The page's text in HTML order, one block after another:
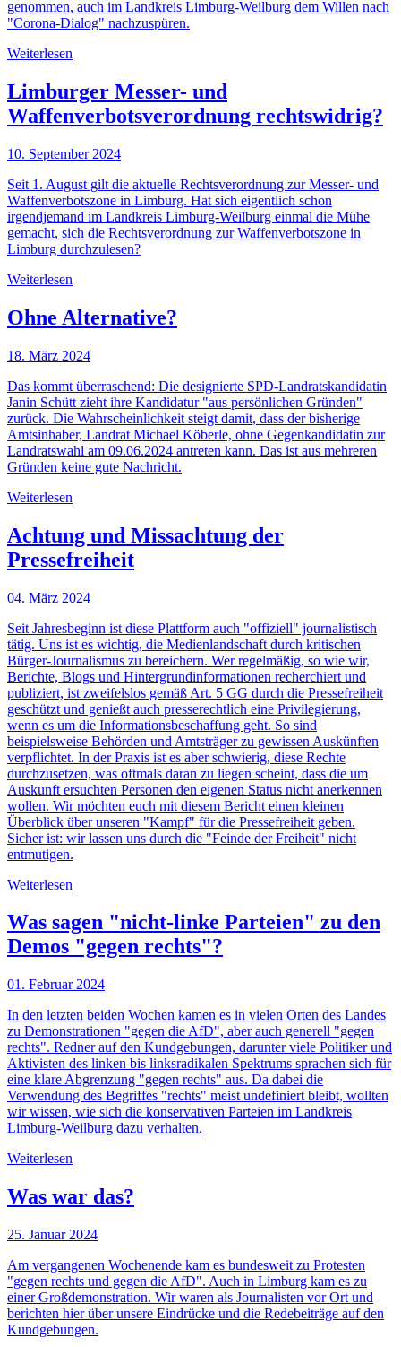
genommen, auch im Landkreis Limburg-Weilburg dem Willen nach
"Corona-Dialog" nachzuspüren.
Weiterlesen
Limburger Messer- und
Waffenverbotsverordnung rechtswidrig?
10. September 2024
Seit 1. August gilt die aktuelle Rechtsverordnung zur Messer- und
Waffenverbotszone in Limburg. Hat sich eigentlich schon
irgendjemand im Landkreis Limburg-Weilburg einmal die Mühe
gemacht, sich die Rechtsverordnung zur Waffenverbotszone in
Limburg durchzulesen?
Weiterlesen
Ohne Alternative?
18. März 2024
Das kommt überraschend: Die designierte SPD-Landratskandidatin
Janin Schütt zieht ihre Kandidatur "aus persönlichen Gründen"
zurück. Die Wahrscheinlichkeit steigt damit, dass der bisherige
Amtsinhaber, Landrat Michael Köberle, ohne Gegenkandidatin zur
Landratswahl am 09.06.2024 antreten kann. Das ist aus mehreren
Gründen keine gute Nachricht.
Weiterlesen
Achtung und Missachtung der
Pressefreiheit
04. März 2024
Seit Jahresbeginn ist diese Plattform auch "offiziell" journalistisch
tätig. Uns ist es wichtig, die Medienlandschaft durch kritischen
Bürger-Journalismus zu bereichern. Wer regelmäßig, so wie wir,
Berichte, Blogs und Hintergrundinformationen recherchiert und
publiziert, ist zweifelslos gemäß Art. 5 GG durch die Pressefreiheit
geschützt und genießt auch presserechtlich eine Privilegierung,
wenn es um die Informationsbeschaffung geht. So sind
beispielsweise Behörden und Amtsträger zu gewissen Auskünften
verpflichtet. In der Praxis ist es aber schwierig, diese Rechte
durchzusetzen, was oftmals daran zu liegen scheint, dass die um
Auskunft ersuchten Personen den eigenen Status nicht anerkennen
wollen. Wir möchten euch mit diesem Bericht einen kleinen
Überblick über unseren "Kampf" für die Pressefreiheit geben.
Sicher ist: wir lassen uns durch die "Feinde der Freiheit" nicht
entmutigen.
Weiterlesen
Was sagen "nicht-linke Parteien" zu den
Demos "gegen rechts"?
01. Februar 2024
In den letzten beiden Wochen kamen es in vielen Orten des Landes
zu Demonstrationen "gegen die AfD", aber auch generell "gegen
rechts". Redner auf den Kundgebungen, darunter viele Politiker und
Aktivisten des linken bis linksradikalen Spektrums sprachen sich für
eine klare Abgrenzung "gegen rechts" aus. Da dabei die
Verwendung des Begriffes "rechts" meist undefiniert bleibt, wollten
wir wissen, wie sich die konservativen Parteien im Landkreis
Limburg-Weilburg dazu verhalten.
Weiterlesen
Was war das?
25. Januar 2024
Am vergangenen Wochenende kam es bundesweit zu Protesten
"gegen rechts und gegen die AfD". Auch in Limburg kam es zu
einer Großdemonstration. Wir waren als Journalisten vor Ort und
berichten hier über unsere Eindrücke und die Redebeiträge auf den
Kundgebungen.